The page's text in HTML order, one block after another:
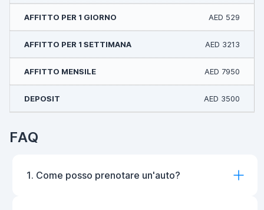
AED 529
AED 3213
AED 7950
AED 3500
FAQ
1. Come posso prenotare un'auto?